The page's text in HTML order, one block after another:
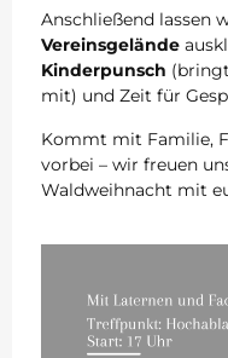
Anschließend lassen
Vereinsgelände
Kinderpunsch
mit) und Zeit für
Kommt mit Familie,
vorbei – wir freuen
Waldweihnacht mit